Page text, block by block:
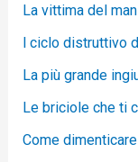
La vittima del
l ciclo distruttivo
La più grande
Le briciole che ti
Come